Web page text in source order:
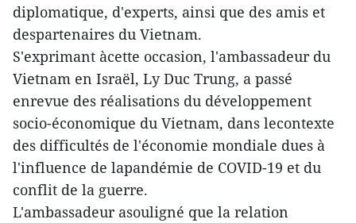
diplomatique, d'experts, ainsi que des amis et
despartenaires du Vietnam.
S'exprimant àcette occasion, l'ambassadeur du
Vietnam en Israël, Ly Duc Trung, a passé
enrevue des réalisations du développement
socio-économique du Vietnam, dans lecontexte
des difficultés de l'économie mondiale dues à
l'influence de lapandémie de COVID-19 et du
conflit de la guerre.
L'ambassadeur asouligné que la relation